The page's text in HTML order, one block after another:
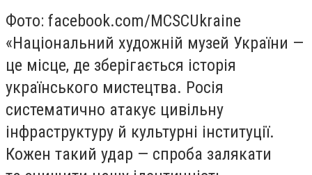
Фото: facebook.com/MCSCUkraine
«Національний художній музей України —
це місце, де зберігається історія
українського мистецтва. Росія
систематично атакує цивільну
інфраструктуру й культурні інституції.
Кожен такий удар — спроба залякати